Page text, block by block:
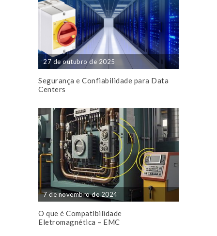
27 de outubro de 2025
Segurança e Confiabilidade para Data
Centers
7 de novembro de 2024
O que é Compatibilidade
Eletromagnética – EMC